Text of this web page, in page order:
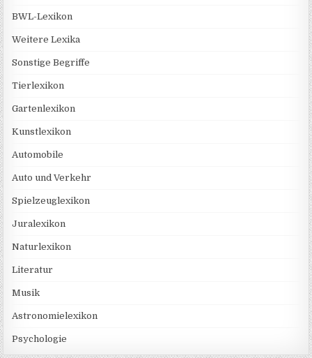
BWL-Lexikon
Weitere Lexika
Sonstige Begriffe
Tierlexikon
Gartenlexikon
Kunstlexikon
Automobile
Auto und Verkehr
Spielzeuglexikon
Juralexikon
Naturlexikon
Literatur
Musik
Astronomielexikon
Psychologie